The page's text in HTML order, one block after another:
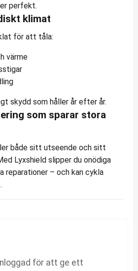
perfekt.
klimat
för att tåla:
värme
skydd som håller år efter år.
som sparar stora
både sitt utseende och sitt
Lyxshield slipper du onödiga
reparationer – och kan cykla